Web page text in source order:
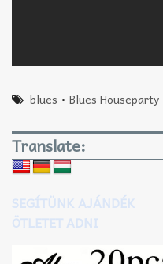
blues •Blues Houseparty
Translate:
SEGÍTÜNK AJÁNDÉK
ÖTLETET ADNI